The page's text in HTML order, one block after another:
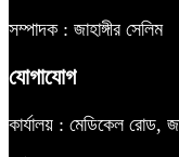
সম্পাদক : জাহাঙ্গীর সেলিম
যোগাযোগ
কার্যালয় : মেডিকেল রোড,